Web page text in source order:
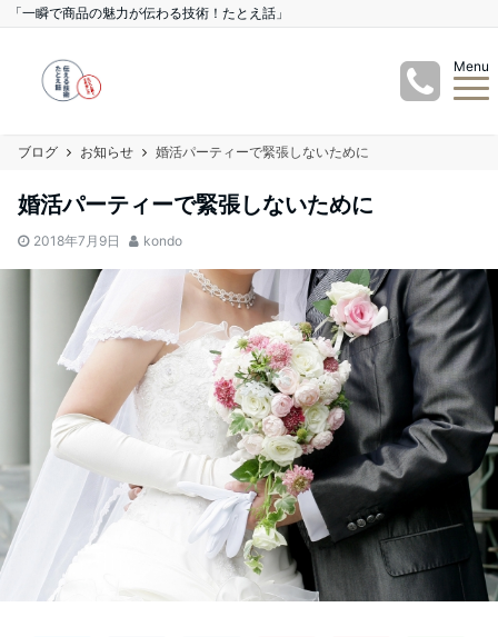
「一瞬で商品の魅力が伝わる技術！たとえ話」
Menu
ブログ お知らせ 婚活パーティーで緊張しないために
婚活パーティーで緊張しないために
2018年7月9日 kondo